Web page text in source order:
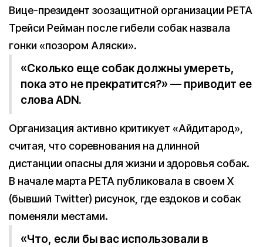
Вице-президент зоозащитной организации PETA
Трейси Рейман после гибели собак назвала
гонки «позором Аляски».
«Сколько еще собак должны умереть,
пока это не прекратится?» — приводит ее
слова ADN.
Организация активно критикует «Айдитарод»,
считая, что соревнования на длинной
дистанции опасны для жизни и здоровья собак.
В начале марта PETA публиковала в своем X
(бывший Twitter) рисунок, где ездоков и собак
поменяли местами.
«Что, если бы вас использовали в